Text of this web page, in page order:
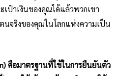
เป๋าเงินของคุณได้แล้วพวกเขา
นจริงของคุณในโลกแห่งความเป็น
คือมาตรฐานที่ใช้ในการยืนยันตัว